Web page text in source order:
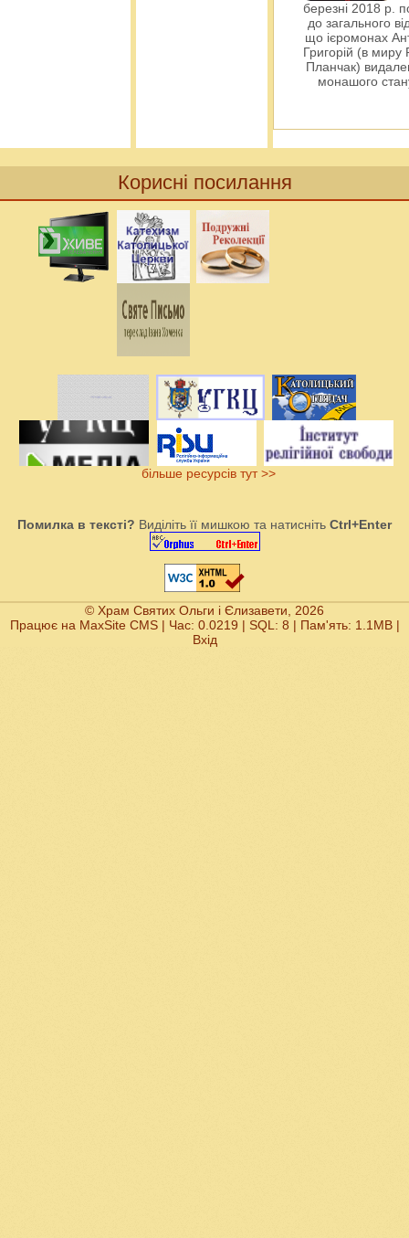
березні 2018 р.
до загального
що ієромонах
Григорій (в миру
Планчак)
монашого
Корисні посилання
більше ресурсів тут >>
Помилка в тексті? Виділіть її мишкою та натисніть Ctrl+Enter
© Храм Святих Ольги і Єлизавети, 2026
Працює на MaxSite CMS| Час: 0.0219 | SQL: 8 | Пам'ять: 1.1MB|
Вхід